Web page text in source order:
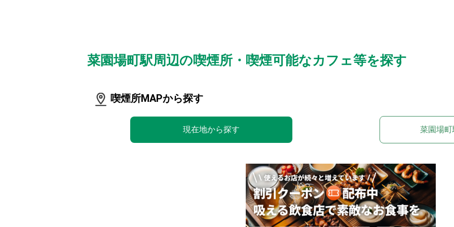
菜園場町駅周辺の喫煙所・喫煙可能なカフェ等を探す
喫煙所MAPから探す
現在地から探す 菜園場